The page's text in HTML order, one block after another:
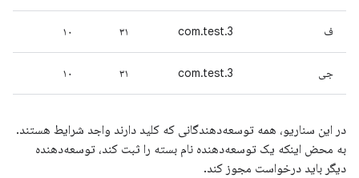
ف com.test.3 ۳۱ ۱۰
جی com.test.3 ۳۱ ۱۰
در این سناریو، همه توسعه‌دهندگانی که کلید دارند واجد شرایط هستند.
به محض اینکه یک توسعه‌دهنده نام بسته را ثبت کند، توسعه‌دهنده
دیگر باید درخواست مجوز کند.